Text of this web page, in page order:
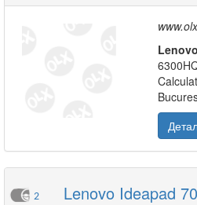
Lenovo
2 Lenovo Ideapad